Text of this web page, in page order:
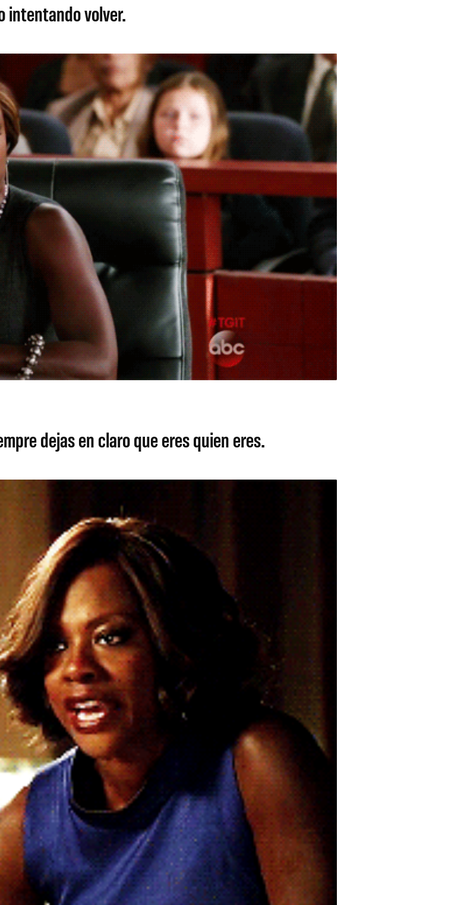
intentando volver.
dejas en claro que eres quien eres.